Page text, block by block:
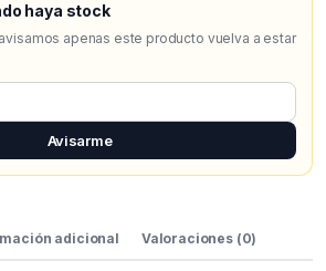
haya stock
apenas este producto vuelva a estar
Avisarme
adicional Valoraciones (0)